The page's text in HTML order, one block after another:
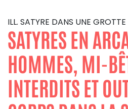
ILL. SATYRE DANS UNE GROTTE
SATYRES EN
HOMMES, MI-
INTERDITS ET